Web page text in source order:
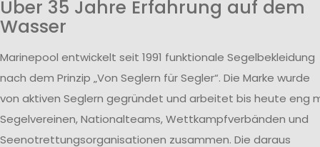
Über 35 Jahre Erfahrung auf dem
Wasser
Marinepool entwickelt seit 1991 funktionale Segelbekleidung
nach dem Prinzip „Von Seglern für Segler“. Die Marke wurde
von aktiven Seglern gegründet und arbeitet bis heute eng
Segelvereinen, Nationalteams, Wettkampfverbänden und
Seenotrettungsorganisationen zusammen. Die daraus